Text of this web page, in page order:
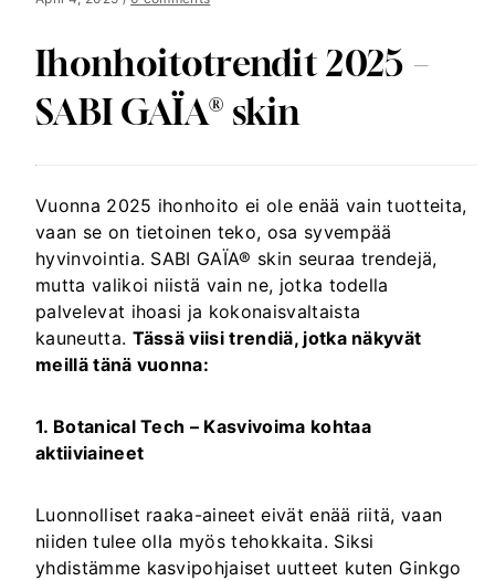
Ihonhoitotrendit 2025 –
SABI GAÏA® skin
Vuonna 2025 ihonhoito ei ole enää vain tuotteita,
vaan se on tietoinen teko, osa syvempää
hyvinvointia. SABI GAÏA® skin seuraa trendejä,
mutta valikoi niistä vain ne, jotka todella
palvelevat ihoasi ja kokonaisvaltaista
kauneutta. Tässä viisi trendiä, jotka näkyvät
meillä tänä vuonna:
1. Botanical Tech – Kasvivoima kohtaa
aktiiviaineet
Luonnolliset raaka-aineet eivät enää riitä, vaan
niiden tulee olla myöstehokkaita. Siksi
yhdistämme kasvipohjaiset uutteet kuten Ginkgo